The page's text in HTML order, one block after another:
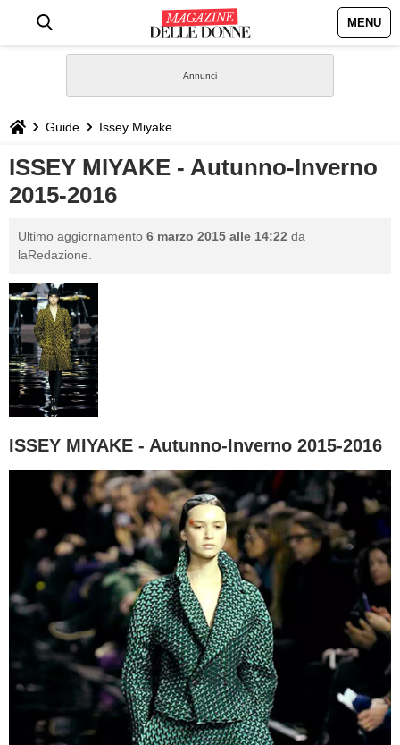
MENU
STILE
BIOGRAFIE
DEFINIZIONI
GASTRONOMIA
CAPELLI
SESSO
GUIDE
FORUM
Guide Issey Miyake
ISSEY MIYAKE - Autunno-Inverno
2015-2016
Ultimo aggiornamento 6 marzo 2015 alle 14:22 da
laRedazione.
ISSEY MIYAKE - Autunno-Inverno 2015-2016